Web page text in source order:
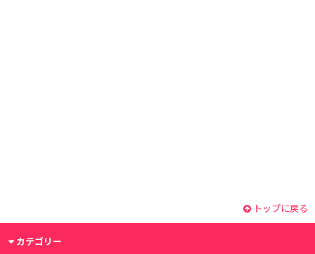
トップに戻る
カテゴリー